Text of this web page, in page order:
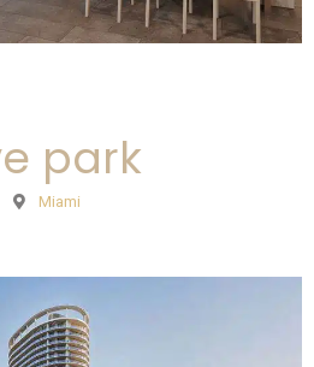
park
Miami